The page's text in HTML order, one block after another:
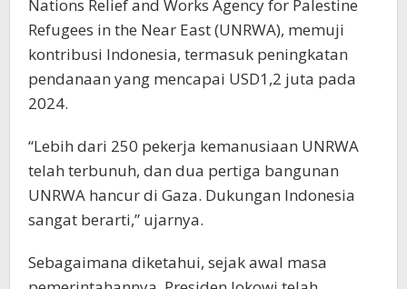
Nations Relief and Works Agency for Palestine
Refugees in the Near East (UNRWA), memuji
kontribusi Indonesia, termasuk peningkatan
pendanaan yang mencapai USD1,2 juta pada
2024.
“Lebih dari 250 pekerja kemanusiaan UNRWA
telah terbunuh, dan dua pertiga bangunan
UNRWA hancur di Gaza. Dukungan Indonesia
sangat berarti,” ujarnya.
Sebagaimana diketahui, sejak awal masa